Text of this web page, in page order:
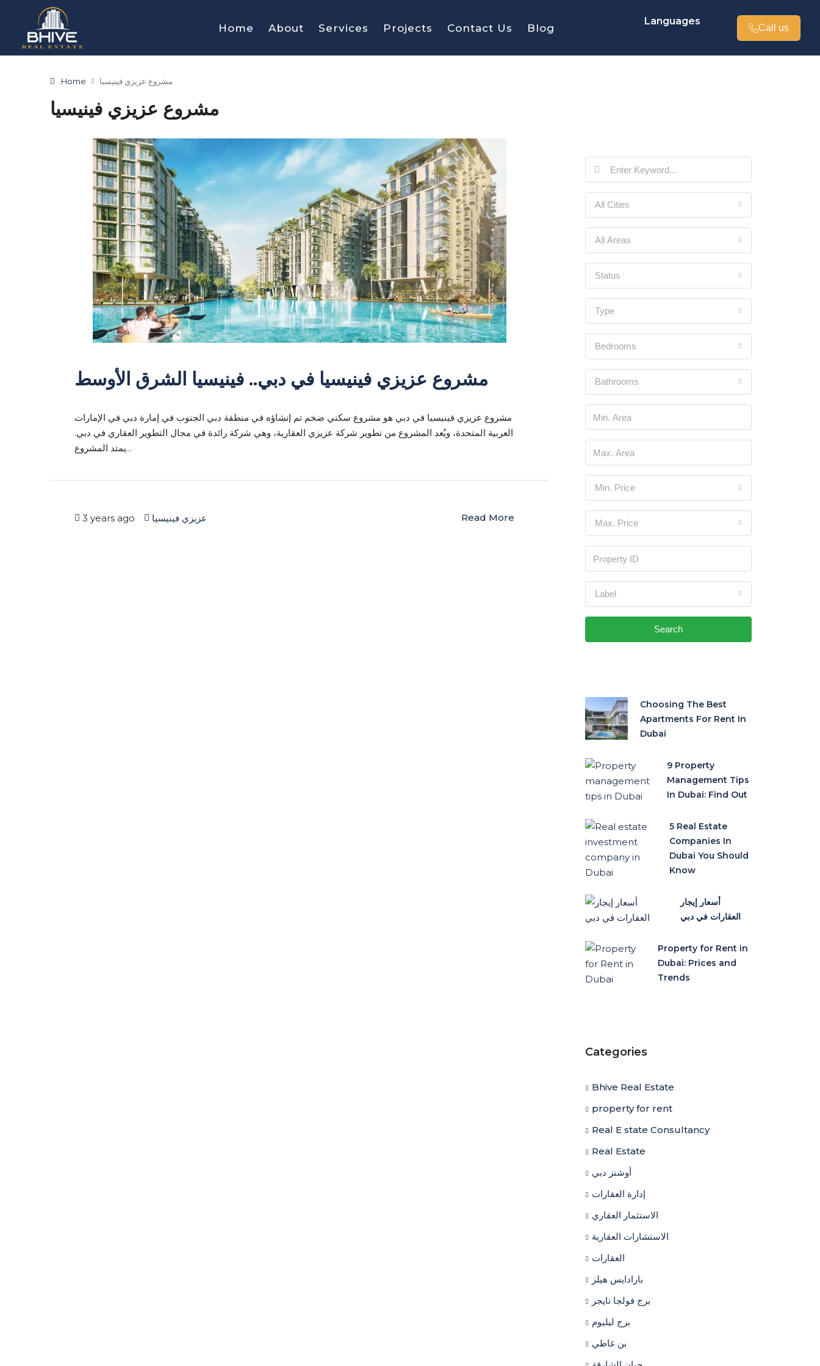
Home About Services Projects Contact Us Blog
Languages
Call us
Home مشروع عزيزي فينيسيا
مشروع عزيزي فينيسيا
مشروع عزيزي فينيسيا في دبي.. فينيسيا الشرق الأوسط
مشروع عزيزي فينيسيا في دبي هو مشروع سكني ضخم تم إنشاؤه في منطقة دبي الجنوب في إمارة دبي في الإمارات
العربية المتحدة، ويُعد المشروع من تطوير شركة عزيزي العقارية، وهي شركة رائدة في مجال التطوير العقاري في دبي.
يمتد المشروع...
3 years ago عزيزي فينيسيا Read More
All Cities
All Areas
Status
Type
Bedrooms
Bathrooms
Min. Price
Max. Price
Label
Search
Choosing The Best
Apartments For Rent In
Dubai
9 Property
Management Tips
In Dubai: Find Out
5 Real Estate
Companies In
Dubai You Should
Know
أسعار إيجار
العقارات في دبي
Property for Rent in
Dubai: Prices and
Trends
Categories
Bhive Real Estate
property for rent
Real E state Consultancy
Real Estate
أوشنز دبي
إدارة العقارات
الاستثمار العقاري
الاستشارات العقارية
العقارات
بارادايس هيلز
برج فولجا تايجر
برج ليليوم
بن غاطي